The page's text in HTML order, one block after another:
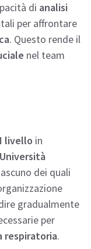
di analisi
per affrontare
. Questo rende il
nel team
livello in
Università
dei quali
gradualmente
per
respiratoria.